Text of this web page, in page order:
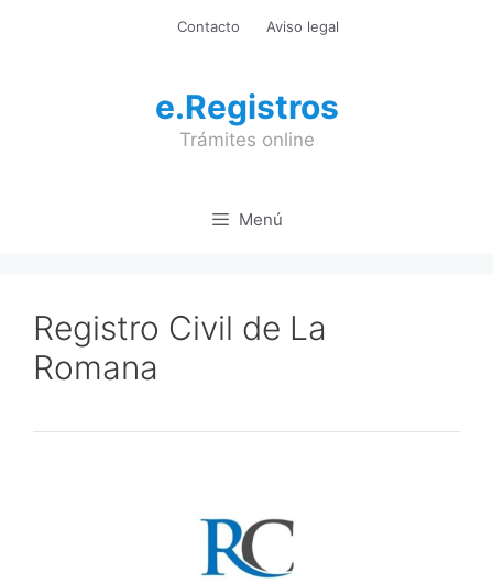
Contacto Aviso legal
e.Registros
Trámites online
Menú
Registro Civil de La
Romana